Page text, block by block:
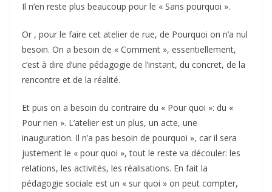
Il n’en reste plus beaucoup pour le « Sans pourquoi ».
Or , pour le faire cet atelier de rue, de Pourquoi on n’a nul
besoin. On a besoin de « Comment », essentiellement,
c’est à dire d’une pédagogie de l’instant, du concret, de la
rencontre et de la réalité.
Et puis on a besoin du contraire du « Pour quoi »: du «
Pour rien ». L’atelier est un plus, un acte, une
inauguration. Il n’a pas besoin de pourquoi », car il sera
justement le « pour quoi », tout le reste va découler: les
relations, les activités, les réalisations. En fait la
pédagogie sociale est un « sur quoi » on peut compter,